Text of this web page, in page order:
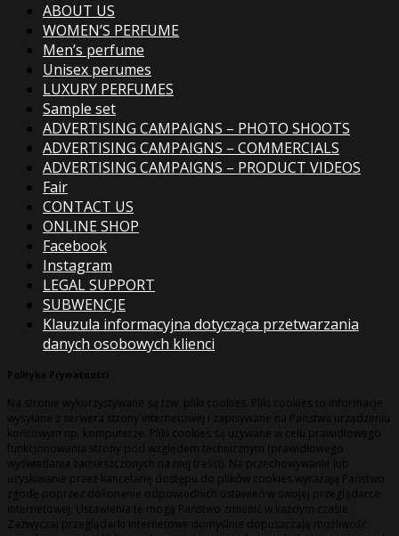
ABOUT US
WOMEN’S PERFUME
Men’s perfume
Unisex perumes
LUXURY PERFUMES
Sample set
ADVERTISING CAMPAIGNS – PHOTO SHOOTS
ADVERTISING CAMPAIGNS – COMMERCIALS
ADVERTISING CAMPAIGNS – PRODUCT VIDEOS
Fair
CONTACT US
ONLINE SHOP
Facebook
Instagram
LEGAL SUPPORT
SUBWENCJE
Klauzula informacyjna dotycząca przetwarzania
danych osobowych klienci
Polityka Prywatności
Na stronie wykorzystywane są tzw. pliki cookies. Pliki cookies to informacje
wysyłane z serwera strony internetowej i zapisywane na Państwa urządzeniu
końcowym np. komputerze. Pliki cookies są używane w celu prawidłowego
funkcjonowania strony pod względem technicznym (prawidłowego
wyświetlania zamieszczonych na niej treści). Na przechowywanie lub
uzyskiwanie przez kancelarię dostępu do plików cookies wyrażają Państwo
zgodę poprzez dokonanie odpowiednich ustawień w swojej przeglądarce
internetowej. Ustawienia te mogą Państwo zmienić w każdym czasie.
Zazwyczaj przeglądarki internetowe domyślnie dopuszczają możliwość